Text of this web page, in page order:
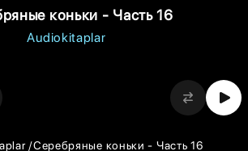
коньки - Часть 16
Audiokitaplar
Серебряные коньки - Часть 16